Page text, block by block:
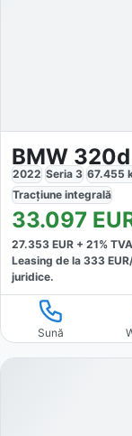
BMW
2022 Seria 3 67.455
Tracțiune integrală
33.097
27.353 EUR + 21%
Leasing de la 333
juridice.
Sună